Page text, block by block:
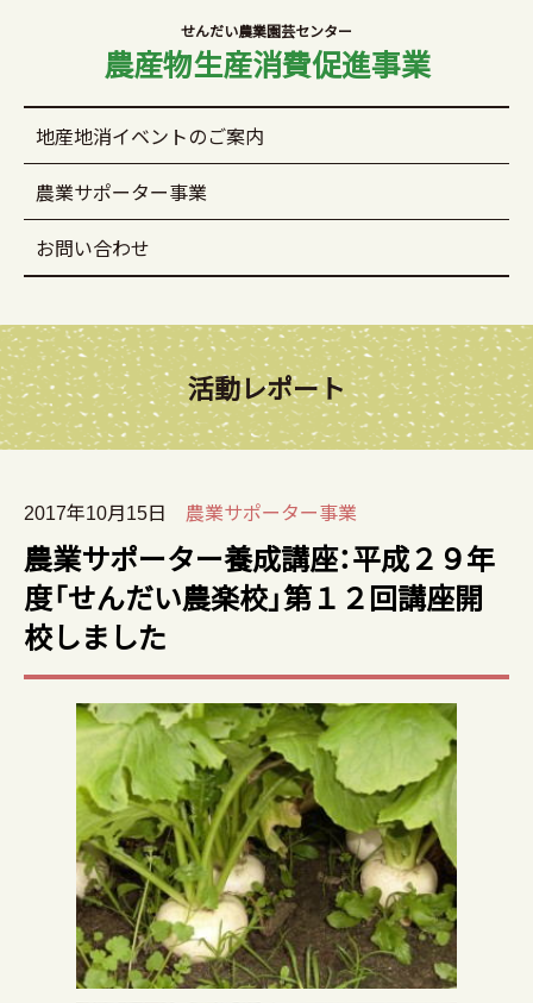
せんだい農業園芸センター
農産物生産消費促進事業
地産地消イベントのご案内
農業サポーター事業
お問い合わせ
活動レポート
2017年10月15日 農業サポーター事業
農業サポーター養成講座：平成２９年
度「せんだい農楽校」第１２回講座開
校しました